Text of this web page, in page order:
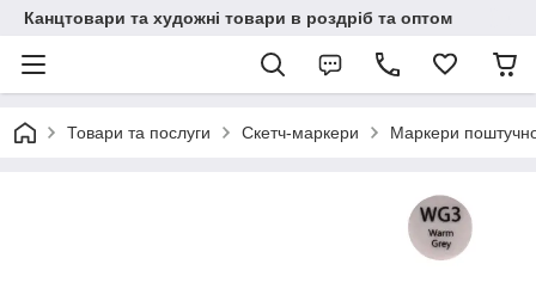
Канцтовари та художні товари в роздріб та оптом
Товари та послуги Скетч-маркери Маркери